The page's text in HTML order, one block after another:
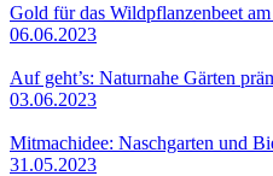
Gold für das Wildpflanzenbeet
06.06.2023
Auf geht’s: Naturnahe Gärten
03.06.2023
Mitmachidee: Naschgarten und
31.05.2023